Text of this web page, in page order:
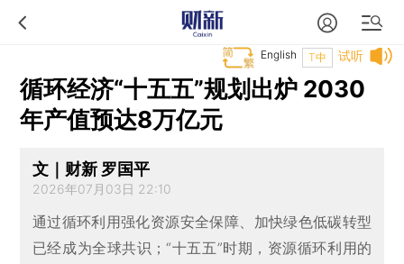
试听
T中
English
循环经济“十五五”规划出炉 2030
年产值预达8万亿元
文｜财新 罗国平
2026年07月03日 22:10
通过循环利用强化资源安全保障、加快绿色低碳转型
已经成为全球共识；“十五五”时期，资源循环利用的